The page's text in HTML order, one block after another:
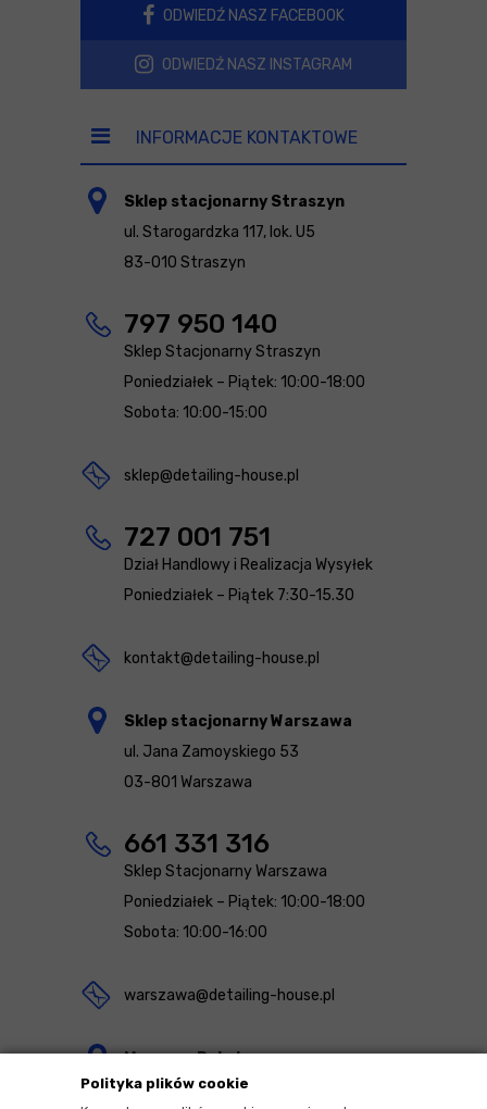
Polityka plików cookie
ODWIEDŹ NASZ FACEBOOK
ODWIEDŹ NASZ INSTAGRAM
INFORMACJE KONTAKTOWE
Sklep stacjonarny Straszyn
ul. Starogardzka 117, lok. U5
83-010 Straszyn
797 950 140
Sklep Stacjonarny Straszyn
Poniedziałek – Piątek: 10:00-18:00
Sobota: 10:00-15:00
sklep@detailing-house.pl
727 001 751
Dział Handlowy i Realizacja Wysyłek
Poniedziałek – Piątek 7:30-15.30
kontakt@detailing-house.pl
Sklep stacjonarny Warszawa
ul. Jana Zamoyskiego 53
03-801 Warszawa
661 331 316
Sklep Stacjonarny Warszawa
Poniedziałek – Piątek: 10:00-18:00
Sobota: 10:00-16:00
warszawa@detailing-house.pl
Magazyn Rekcin
Nomos Sp. z o.o. sp.k.